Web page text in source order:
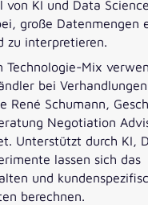
von KI und Data
große Datenmengen
zu interpretieren.
Technologie-Mix
bei
René Schumann,
Negotiation
Unterstützt durch KI,
lassen sich das
und
berechnen.